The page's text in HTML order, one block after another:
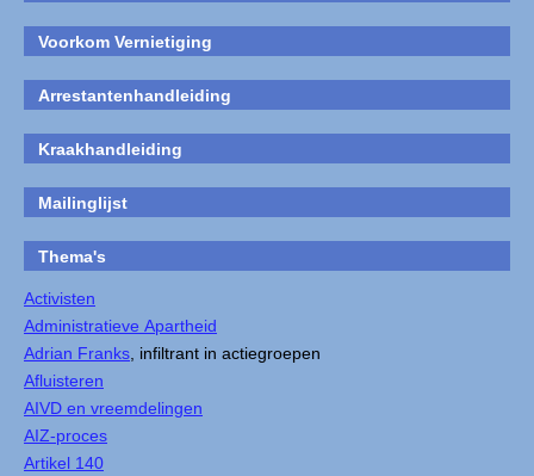
Voorkom Vernietiging
Arrestantenhandleiding
Kraakhandleiding
Mailinglijst
Thema's
Activisten
Administratieve Apartheid
Adrian Franks , infiltrant in actiegroepen
Afluisteren
AIVD en vreemdelingen
AIZ-proces
Artikel 140